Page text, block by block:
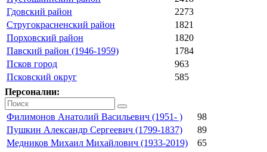
Гдовский район
2273
Стругокрасненский район
1821
Порховский район
1820
Павский район (1946-1959)
1784
Псков город
963
Псковский округ
585
Персоналии:
Филимонов Анатолий Васильевич (1951- )
98
Пушкин Александр Сергеевич (1799-1837)
89
Медников Михаил Михайлович (1933-2019)
65